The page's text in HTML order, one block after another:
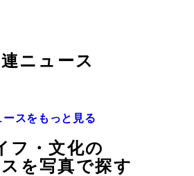
ニュース
スをもっと見る
フ・文化の
を写真で探す